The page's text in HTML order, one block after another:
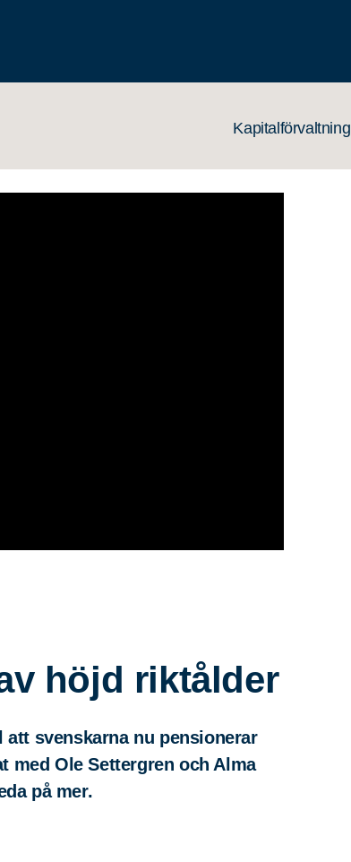
Kapitalförvaltning
höjd riktålder
svenskarna nu pensionerar
med Ole Settergren och Alma
på mer.